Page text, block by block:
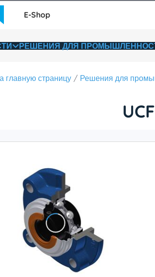
E-Shop
РЕШЕНИЯ ДЛЯ
главную страницу Решения для